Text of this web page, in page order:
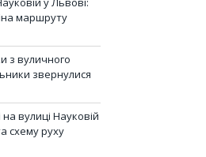
маршруту
з вуличного
звернулися
вулиці Науковій
схему руху